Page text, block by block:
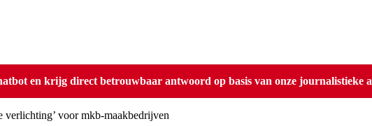
en krijg direct betrouwbaar antwoord op basis van onze journalistieke
verlichting’ voor mkb-maakbedrijven